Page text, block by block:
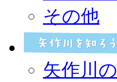
その他
矢作川